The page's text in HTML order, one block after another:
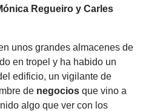
Regueiro y Carles
unos grandes almacenes de
en tropel y ha habido un
edificio, un vigilante de
de negocios que vino a
algo que ver con los